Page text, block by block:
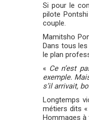
Si pour le
pilote
couple.
Mamitsho
Dans tous les
le plan
« Ce n’est
exemple.
s’il arrivait,
Longtemps
métiers dits «
Hommages à